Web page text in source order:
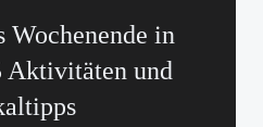
Wochenende in
Aktivitäten und